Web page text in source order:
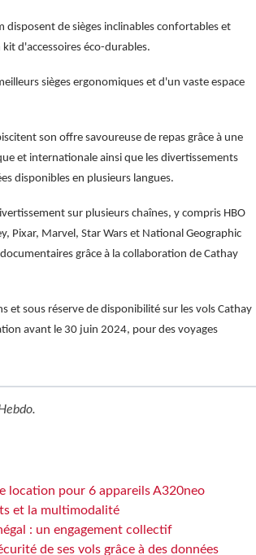
disposent de sièges inclinables confortables et
d'accessoires éco-durables.
sièges ergonomiques et d'un vaste espace
son offre savoureuse de repas grâce à une
et internationale ainsi que les divertissements
disponibles en plusieurs langues.
sur plusieurs chaînes, y compris HBO
Pixar, Marvel, Star Wars et National Geographic
grâce à la collaboration de Cathay
sous réserve de disponibilité sur les vols Cathay
avant le 30 juin 2024, pour des voyages
.
location pour 6 appareils A320neo
et la multimodalité
: un engagement collectif
de ses vols grâce à des données